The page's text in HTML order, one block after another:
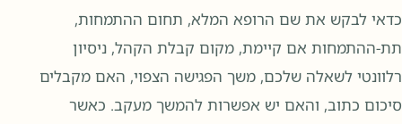
כדאי לבקש את שם הרופא המלא, תחום ההתמחות,
תת-ההתמחות אם קיימת, מקום קבלת הקהל, ניסיון
רלוונטי לשאלה שלכם, משך הפגישה הצפוי, האם מקבלים
סיכום כתוב, והאם יש אפשרות להמשך מעקב. כאשר